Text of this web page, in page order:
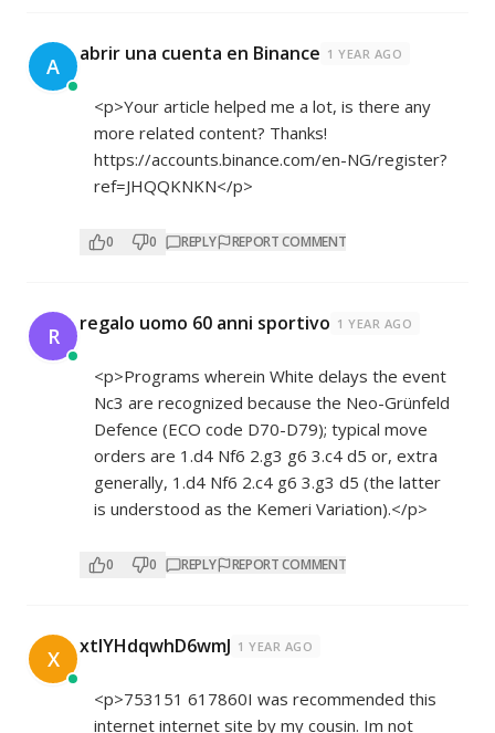
A abrir una cuenta en Binance 1 YEAR AGO
<p>Your article helped me a lot, is there any
more related content? Thanks!
https://accounts.binance.com/en-NG/register?
ref=JHQQKNKN</p>
0 0 REPLY REPORT COMMENT
R regalo uomo 60 anni sportivo 1 YEAR AGO
<p>Programs wherein White delays the event
Nc3 are recognized because the Neo-Grünfeld
Defence (ECO code D70-D79); typical move
orders are 1.d4 Nf6 2.g3 g6 3.c4 d5 or, extra
generally, 1.d4 Nf6 2.c4 g6 3.g3 d5 (the latter
is understood as the Kemeri Variation).</p>
0 0 REPLY REPORT COMMENT
X xtlYHdqwhD6wmJ 1 YEAR AGO
<p>753151 617860I was recommended this
internet internet site by my cousin. Im not